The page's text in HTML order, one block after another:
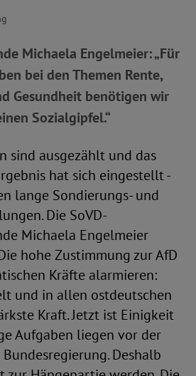
Michaela Engelmeier: „Für
bei den Themen Rente,
Gesundheit benötigen wir
Sozialgipfel.“
sind ausgezählt und das
hat sich eingestellt -
lange Sondierungs- und
Die SoVD-
Michaela Engelmeier
hohe Zustimmung zur AfD
Kräfte alarmieren:
und in allen ostdeutschen
Kraft. Jetzt ist Einigkeit
Aufgaben liegen vor der
Deshalb